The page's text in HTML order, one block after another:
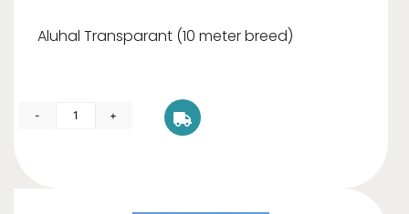
Aluhal Transparant (10 meter breed)
- +